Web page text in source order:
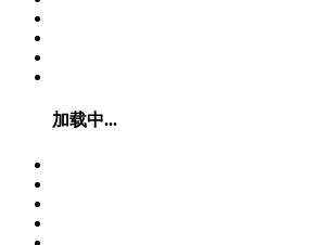
加载中...